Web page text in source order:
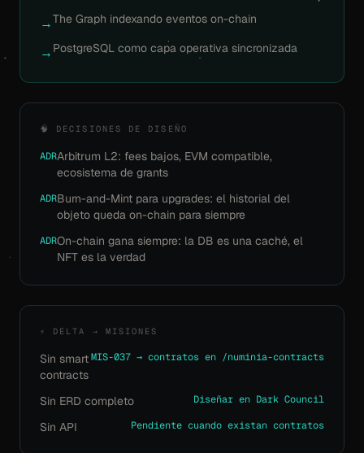
→The Graph indexando eventos on-chain
→ PostgreSQL como capa operativa sincronizada
🧠 DECISIONES DE DISEÑO
ADRArbitrum L2: fees bajos, EVM compatible,
ecosistema de grants
ADRBurn-and-Mint para upgrades: el historial del
objeto queda on-chain para siempre
ADROn-chain gana siempre: la DB es una caché, el
NFT es la verdad
⚡ DELTA → MISIONES
Sin smart
contracts
MIS-037 → contratos en /numinia-contracts
Sin ERD completo Diseñar en Dark Council
Sin API Pendiente cuando existan contratos